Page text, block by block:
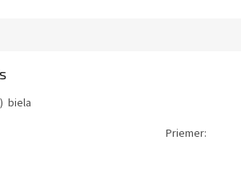
(PAP) biela